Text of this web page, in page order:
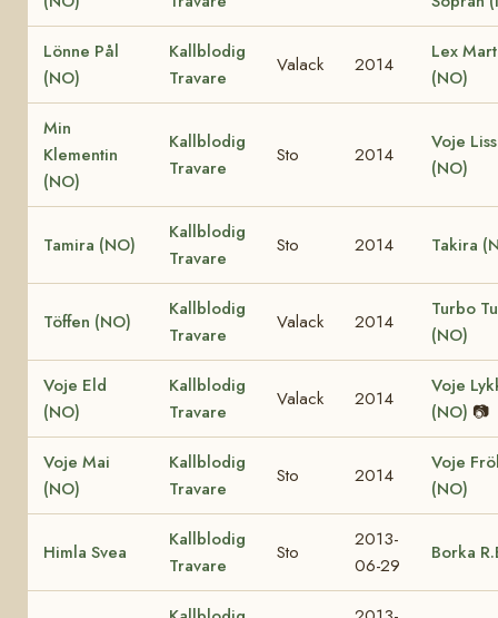
Lönne Pål
(NO)
Kallblodig
Travare
Valack 2014
Lex
(NO)
Min
Klementin
(NO)
Kallblodig
Travare
Sto 2014
Voje Liss
(NO)
Tamira (NO)
Kallblodig
Travare
Sto 2014 Takira
Töffen (NO)
Kallblodig
Travare
Valack 2014
Turbo
(NO)
Voje Eld
(NO)
Kallblodig
Travare
Valack 2014
Voje
(NO) 📷
Voje Mai
(NO)
Kallblodig
Travare
Sto 2014
Voje
(NO)
Himla Svea
Kallblodig
Travare
Sto
2013-
06-29
Borka